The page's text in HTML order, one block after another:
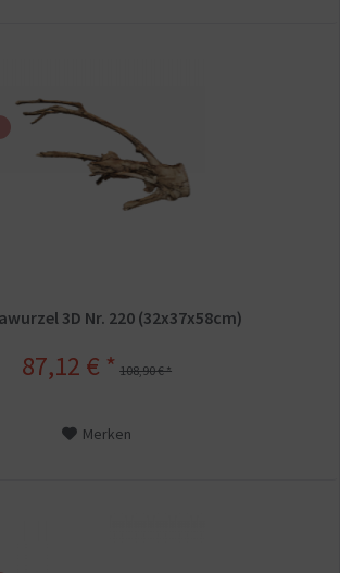
3D Nr. 220 (32x37x58cm)
87,12 € * 108,90 € *
Merken